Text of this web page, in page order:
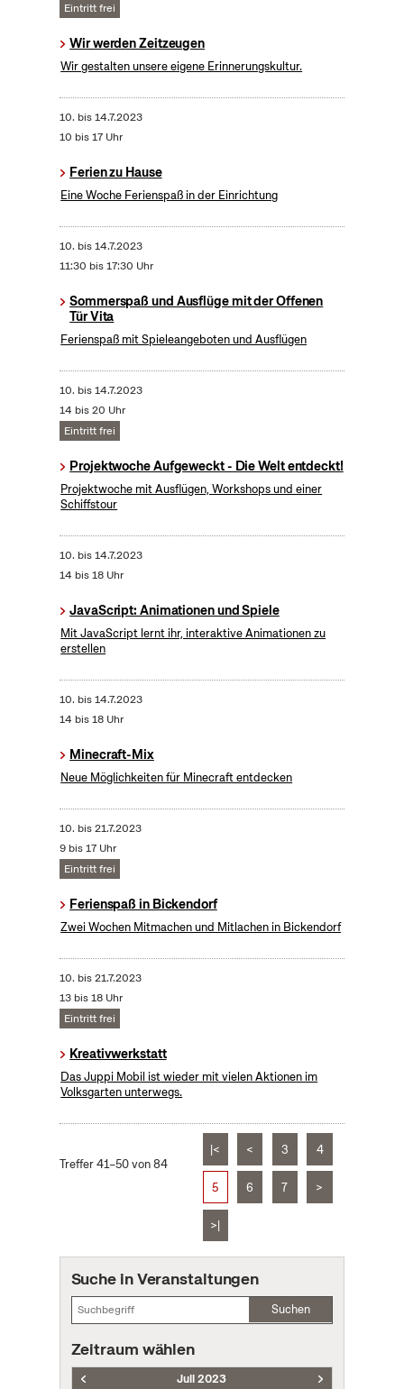
Eintritt frei
Wir werden Zeitzeugen
Wir gestalten unsere eigene Erinnerungskultur.
10. bis14.7.2023
10 bis 17 Uhr
Ferien zu Hause
Eine Woche Ferienspaß in der Einrichtung
10. bis14.7.2023
11:30 bis 17:30 Uhr
Sommerspaß und Ausflüge mit der Offenen
Tür Vita
Ferienspaß mit Spieleangeboten und Ausflügen
10. bis14.7.2023
14 bis 20 Uhr
Eintritt frei
Projektwoche Aufgeweckt - Die Welt entdeckt!
Projektwoche mit Ausflügen, Workshops und einer
Schiffstour
10. bis14.7.2023
14 bis 18 Uhr
JavaScript: Animationen und Spiele
Mit JavaScript lernt ihr, interaktive Animationen zu
erstellen
10. bis14.7.2023
14 bis 18 Uhr
Minecraft-Mix
Neue Möglichkeiten für Minecraft entdecken
10. bis21.7.2023
9 bis 17 Uhr
Eintritt frei
Ferienspaß in Bickendorf
Zwei Wochen Mitmachen und Mitlachen in Bickendorf
10. bis21.7.2023
13 bis 18 Uhr
Eintritt frei
Kreativwerkstatt
Das Juppi Mobil ist wieder mit vielen Aktionen im
Volksgarten unterwegs.
Treffer 41–50 von 84
|< < 3 4
5 6 7 >
>|
Suche in Veranstaltungen
Suchen
Zeitraum wählen
Juli 2023